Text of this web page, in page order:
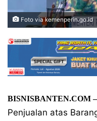
Foto via kemenperin.go.id
BISNISBANTEN.COM
Penjualan atas